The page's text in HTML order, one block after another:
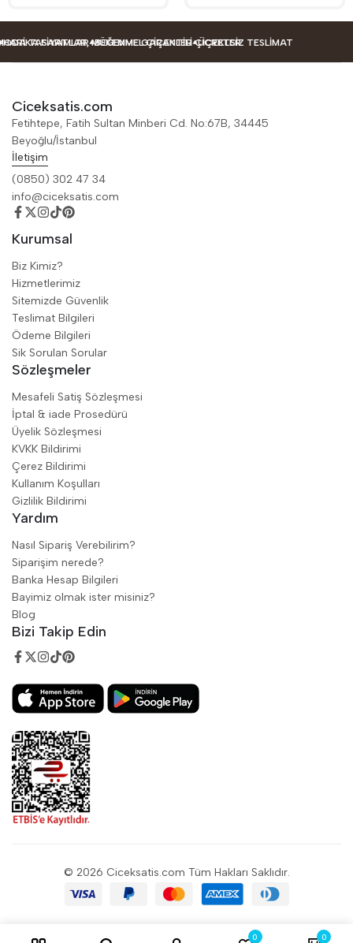
MÜKEMMEL ÇIÇEKLER ÜCRETSIZ TESLIMAT
BEĞENME GARANTILI ÇIÇEKLER
Ciceksatis.com
Fetihtepe, Fatih Sultan Minberi Cd. No:67B, 34445
Beyoğlu/İstanbul
İletişim
(0850) 302 47 34
info@ciceksatis.com
Kurumsal
Biz Kimiz?
Hizmetlerimiz
Sitemizde Güvenlik
Teslimat Bilgileri
Ödeme Bilgileri
Sik Sorulan Sorular
Sözleşmeler
Mesafeli Satiş Sözleşmesi
İptal & iade Prosedürü
Üyelik Sözleşmesi
KVKK Bildirimi
Çerez Bildirimi
Kullanım Koşulları
Gizlilik Bildirimi
Yardım
Nasıl Sipariş Verebilirim?
Siparişim nerede?
Banka Hesap Bilgileri
Bayimiz olmak ister misiniz?
Blog
Bizi Takip Edin
© 2026 Ciceksatis.com Tüm Hakları Saklıdır.
0 0